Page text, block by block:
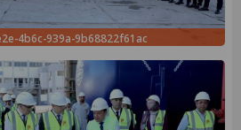
4b6c-939a-9b68822f61ac